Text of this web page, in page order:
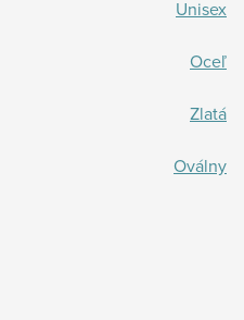
Unisex
Oceľ
Zlatá
Oválny